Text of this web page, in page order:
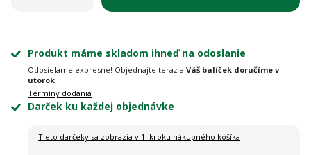
Produkt máme skladom ihneď na odoslanie
Odosielame expresne! Objednajte teraz a Váš balíček doručíme v
utorok
Termíny dodania
Darček ku každej objednávke
Tieto darčeky sa zobrazia v 1. kroku nákupného košíka